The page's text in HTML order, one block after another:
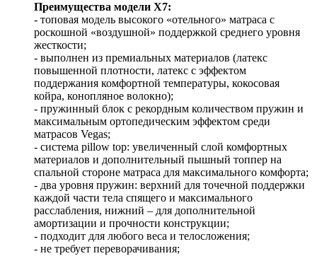
Преимущества модели X7:
- топовая модель высокого «отельного» матраса с
роскошной «воздушной» поддержкой среднего уровня
жесткости;
- выполнен из премиальных материалов (латекс
повышенной плотности, латекс с эффектом
поддержания комфортной температуры, кокосовая
койра, конопляное волокно);
- пружинный блок с рекордным количеством пружин и
максимальным ортопедическим эффектом среди
матрасов Vegas;
- система pillow top: увеличенный слой комфортных
материалов и дополнительный пышный топпер на
спальной стороне матраса для максимального комфорта;
- два уровня пружин: верхний для точечной поддержки
каждой части тела спящего и максимального
расслабления, нижний – для дополнительной
амортизации и прочности конструкции;
- подходит для любого веса и телосложения;
- не требует переворачивания;